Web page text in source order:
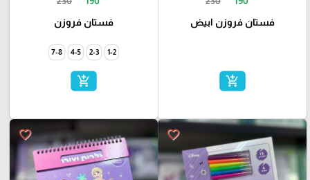
فستان فروزن ابيض
add_shopping_cart
فستان فروزن
1-2
2-3
4-5
7-8
add_shopping_cart
favorite_border
favorite_border